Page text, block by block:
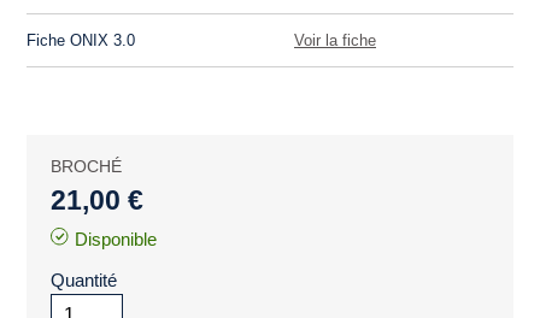
Fiche ONIX 3.0 Voir la fiche
BROCHÉ
21,00 €
Disponible
Quantité